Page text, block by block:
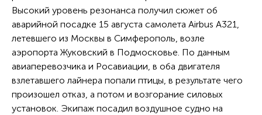
Высокий уровень резонанса получил сюжет об
аварийной посадке 15 августа самолета Airbus A321,
летевшего из Москвы в Симферополь, возле
аэропорта Жуковский в Подмосковье. По данным
авиаперевозчика и Росавиации, в оба двигателя
взлетавшего лайнера попали птицы, в результате чего
произошел отказ, а потом и возгорание силовых
установок. Экипаж посадил воздушное судно на